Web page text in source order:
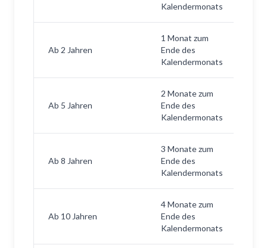
Kalendermonats
Ab 2 Jahren
1 Monat zum
Ende des
Kalendermonats
Ab 5 Jahren
2 Monate zum
Ende des
Kalendermonats
Ab 8 Jahren
3 Monate zum
Ende des
Kalendermonats
Ab 10 Jahren
4 Monate zum
Ende des
Kalendermonats